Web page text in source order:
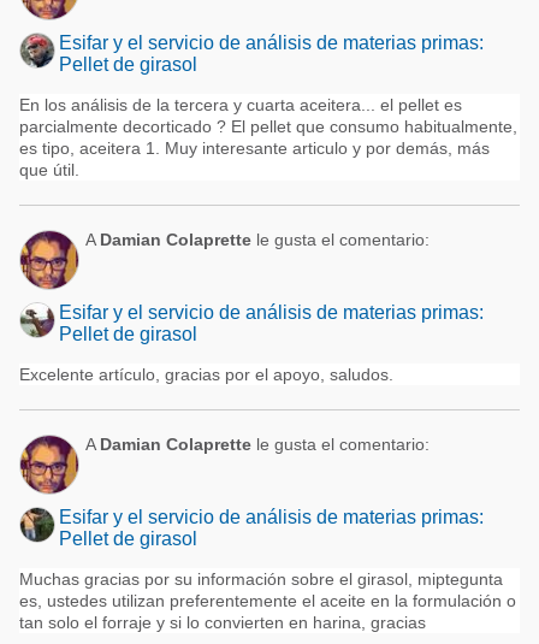
Esifar y el servicio de análisis de materias primas:
Pellet de girasol
En los análisis de la tercera y cuarta aceitera... el pellet es
parcialmente decorticado ? El pellet que consumo habitualmente,
es tipo, aceitera 1. Muy interesante articulo y por demás, más
que útil.
A Damian Colaprette le gusta el comentario:
Esifar y el servicio de análisis de materias primas:
Pellet de girasol
Excelente artículo, gracias por el apoyo, saludos.
A Damian Colaprette le gusta el comentario:
Esifar y el servicio de análisis de materias primas:
Pellet de girasol
Muchas gracias por su información sobre el girasol, miptegunta
es, ustedes utilizan preferentemente el aceite en la formulación o
tan solo el forraje y si lo convierten en harina, gracias